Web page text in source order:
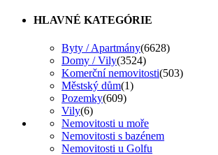
HLAVNÉ KATEGÓRIE
Byty / Apartmány(6628)
Domy / Vily(3524)
Komerční nemovitosti(503)
Městský dům(1)
Pozemky(609)
Vily(6)
Nemovitosti u moře
Nemovitosti s bazénem
Nemovitosti u Golfu